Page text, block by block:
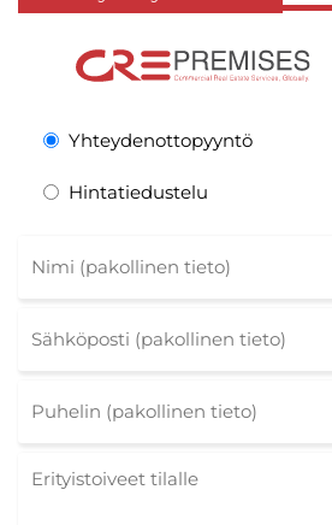
Yhteydenottopyyntö
Hintatiedustelu